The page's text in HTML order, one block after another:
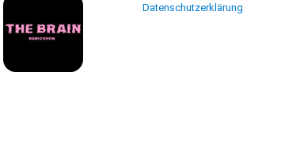
Datenschutzerklärung